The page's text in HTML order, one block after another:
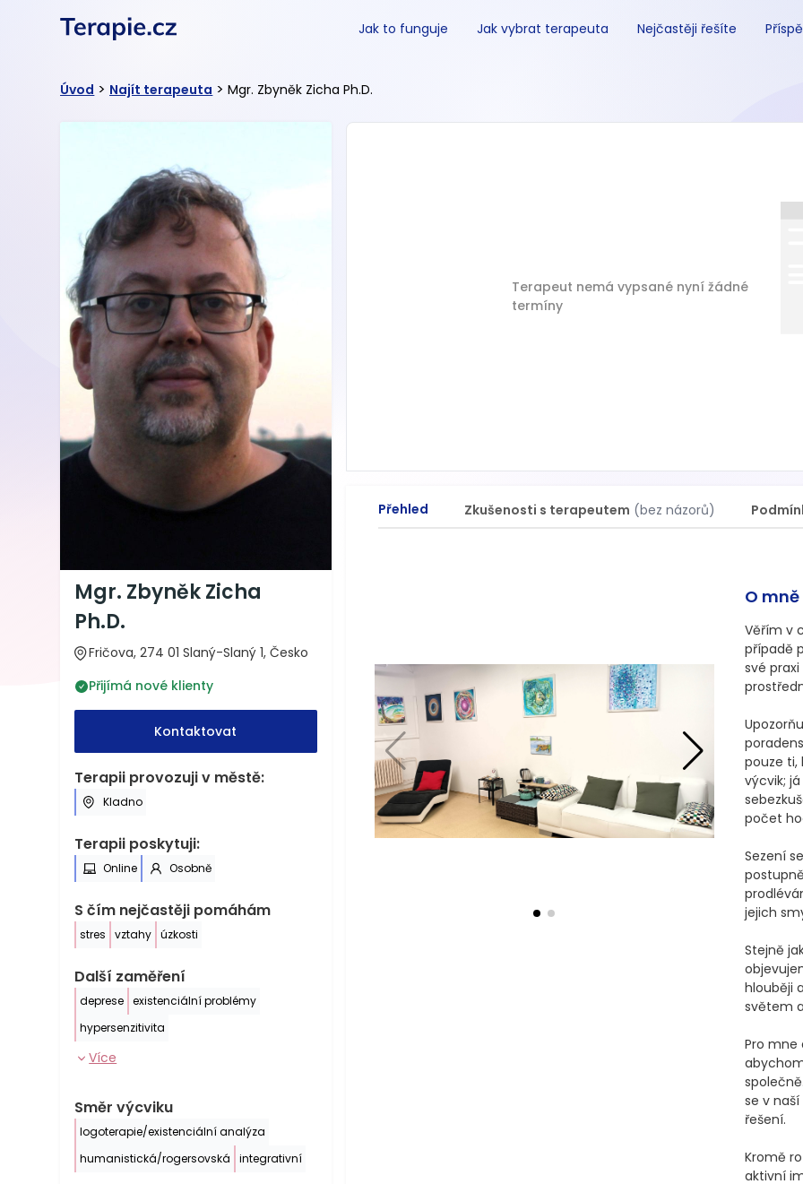
Jak to funguje Jak vybrat terapeuta Nejčastěji řešíte
Úvod > Najít terapeuta > Mgr. Zbyněk Zicha Ph.D.
Mgr. Zbyněk Zicha
Ph.D.
Fričova, 274 01 Slaný-Slaný 1, Česko
Přijímá nové klienty
Kontaktovat
Terapii provozuji v městě:
Kladno
Terapii poskytuji:
Online Osobně
S čím nejčastěji pomáhám
stres vztahy úzkosti
Další zaměření
deprese
existenciální problémy
hypersenzitivita
Více
Směr výcviku
logoterapie/existenciální analýza
humanistická/rogersovská
integrativní
Terapeut nemá vypsané nyní žádné
termíny
Přehled Zkušenosti s terapeutem (bez názorů)
O mně
Věřím v
případě
své
pouze ti,
výcvik;
počet
Sezení
jejich
Stejně
hlouběji
světem
Pro mne
se v
řešení.
Kromě
aktivní